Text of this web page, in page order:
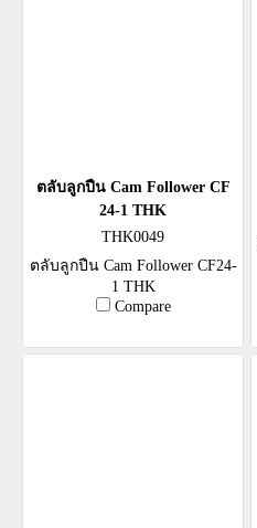
ตลับลูกปืน Cam Follower CF
24-1 THK
THK0049
ตลับลูกปืน Cam Follower CF24-
1 THK
Compare